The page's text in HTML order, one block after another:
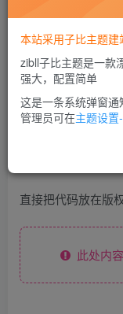
直接把代码放在版
此处内容
本站采用子比主题建
zibll子比主题是一款
强大，配置简单
这是一条系统弹窗通
管理员可在主题设置